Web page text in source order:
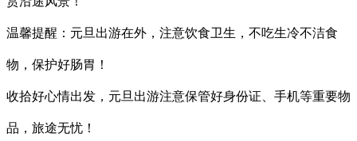
温馨提醒：元旦出游在外，注意饮食卫生，不吃生冷不洁食
物，保护好肠胃！
收拾好心情出发，元旦出游注意保管好身份证、手机等重要物
品，旅途无忧！